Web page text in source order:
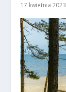
17 kwietnia 2023